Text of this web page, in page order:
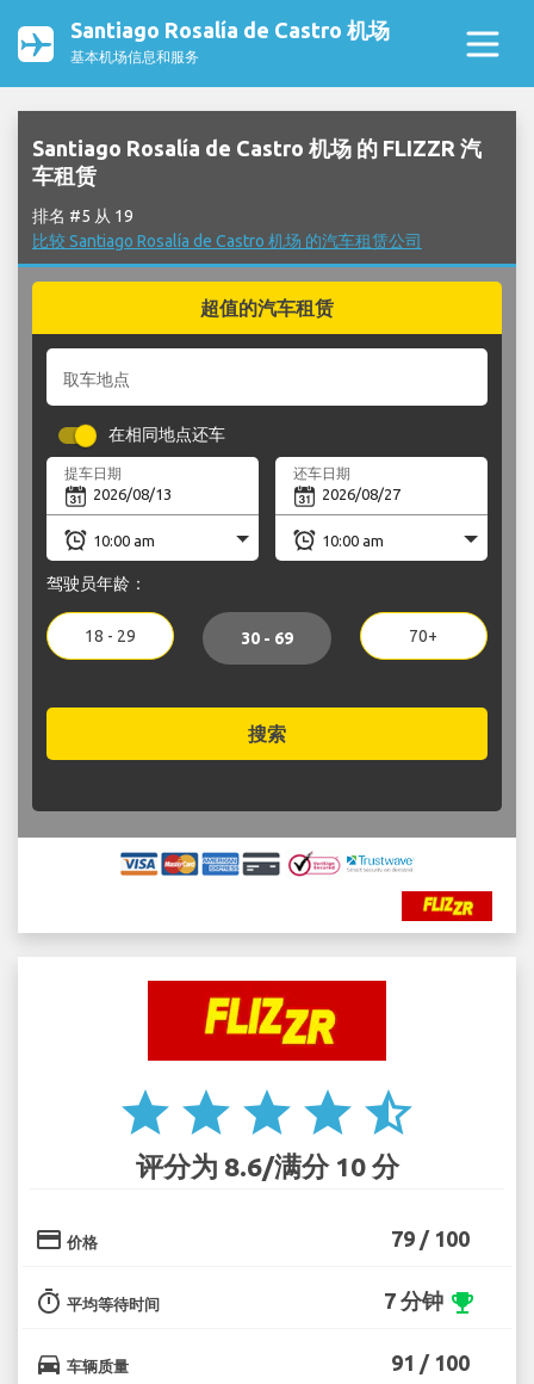
Santiago Rosalía de Castro 机场
基本机场信息和服务
Santiago Rosalía de Castro 机场 的 FLIZZR 汽
车租赁
排名 #5 从 19
比较 Santiago Rosalía de Castro 机场 的汽车租赁公司
超值的汽车租赁
取车地点
在相同地点还车
提车日期 还车日期
驾驶员年龄：
18 - 29 30 - 69 70+
搜索
star star star star star_half
评分为 8.6/满分 10 分
credit_card 价格 79 / 100
timer 平均等待时间 7 分钟 emoji_events
directions_car 车辆质量 91 / 100